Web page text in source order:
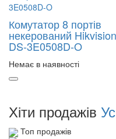
Комутатор 8 портів
некерований Hikvision
DS-3E0508D-O
Немає в наявності
Хіти продажів
Топ продажів